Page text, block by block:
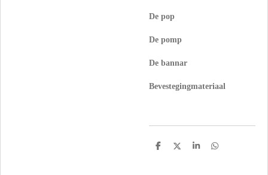
De pop
De pomp
De bannar
Bevestegingmateriaal
D
D
S
D